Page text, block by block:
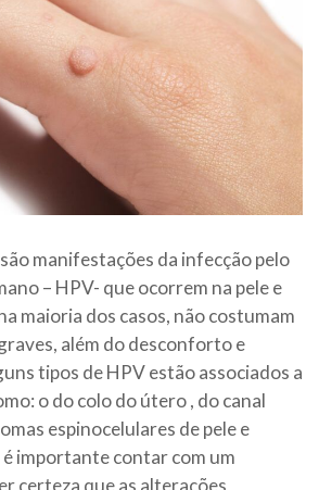
manifestações da infecção pelo
– HPV- que ocorrem na pele e
maioria dos casos, não costumam
além do desconforto e
tipos de HPV estão associados a
o do colo do útero , do canal
espinocelulares de pele e
é importante contar com um
certeza que as alterações